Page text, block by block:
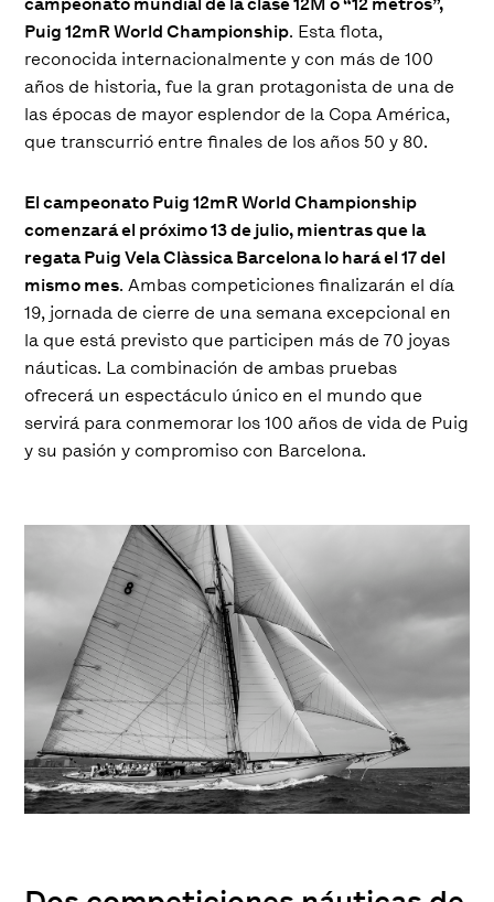
Puig 12mR World Championship. Esta flota,
reconocida internacionalmente y con más de 100
años de historia, fue la gran protagonista de una de
las épocas de mayor esplendor de la Copa América,
que transcurrió entre finales de los años 50 y 80.
El campeonato Puig 12mR World Championship
comenzará el próximo 13 de julio, mientras que la
regata Puig Vela Clàssica Barcelona lo hará el 17 del
mismo mes. Ambas competiciones finalizarán el día
19, jornada de cierre de una semana excepcional en
la que está previsto que participen más de 70 joyas
náuticas. La combinación de ambas pruebas
ofrecerá un espectáculo único en el mundo que
servirá para conmemorar los 100 años de vida de Puig
y su pasión y compromiso con Barcelona.